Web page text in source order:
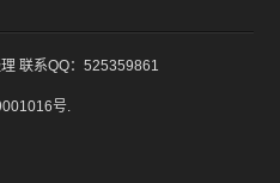
联系QQ：525359861
号.